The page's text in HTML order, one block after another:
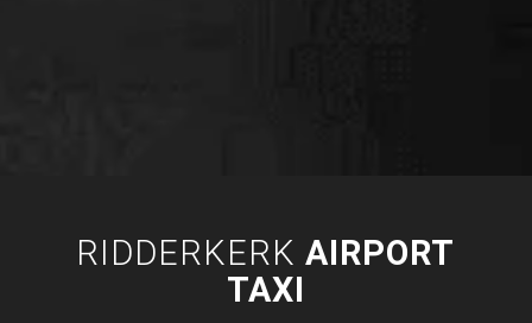
RIDDERKERKAIRPORT
TAXI